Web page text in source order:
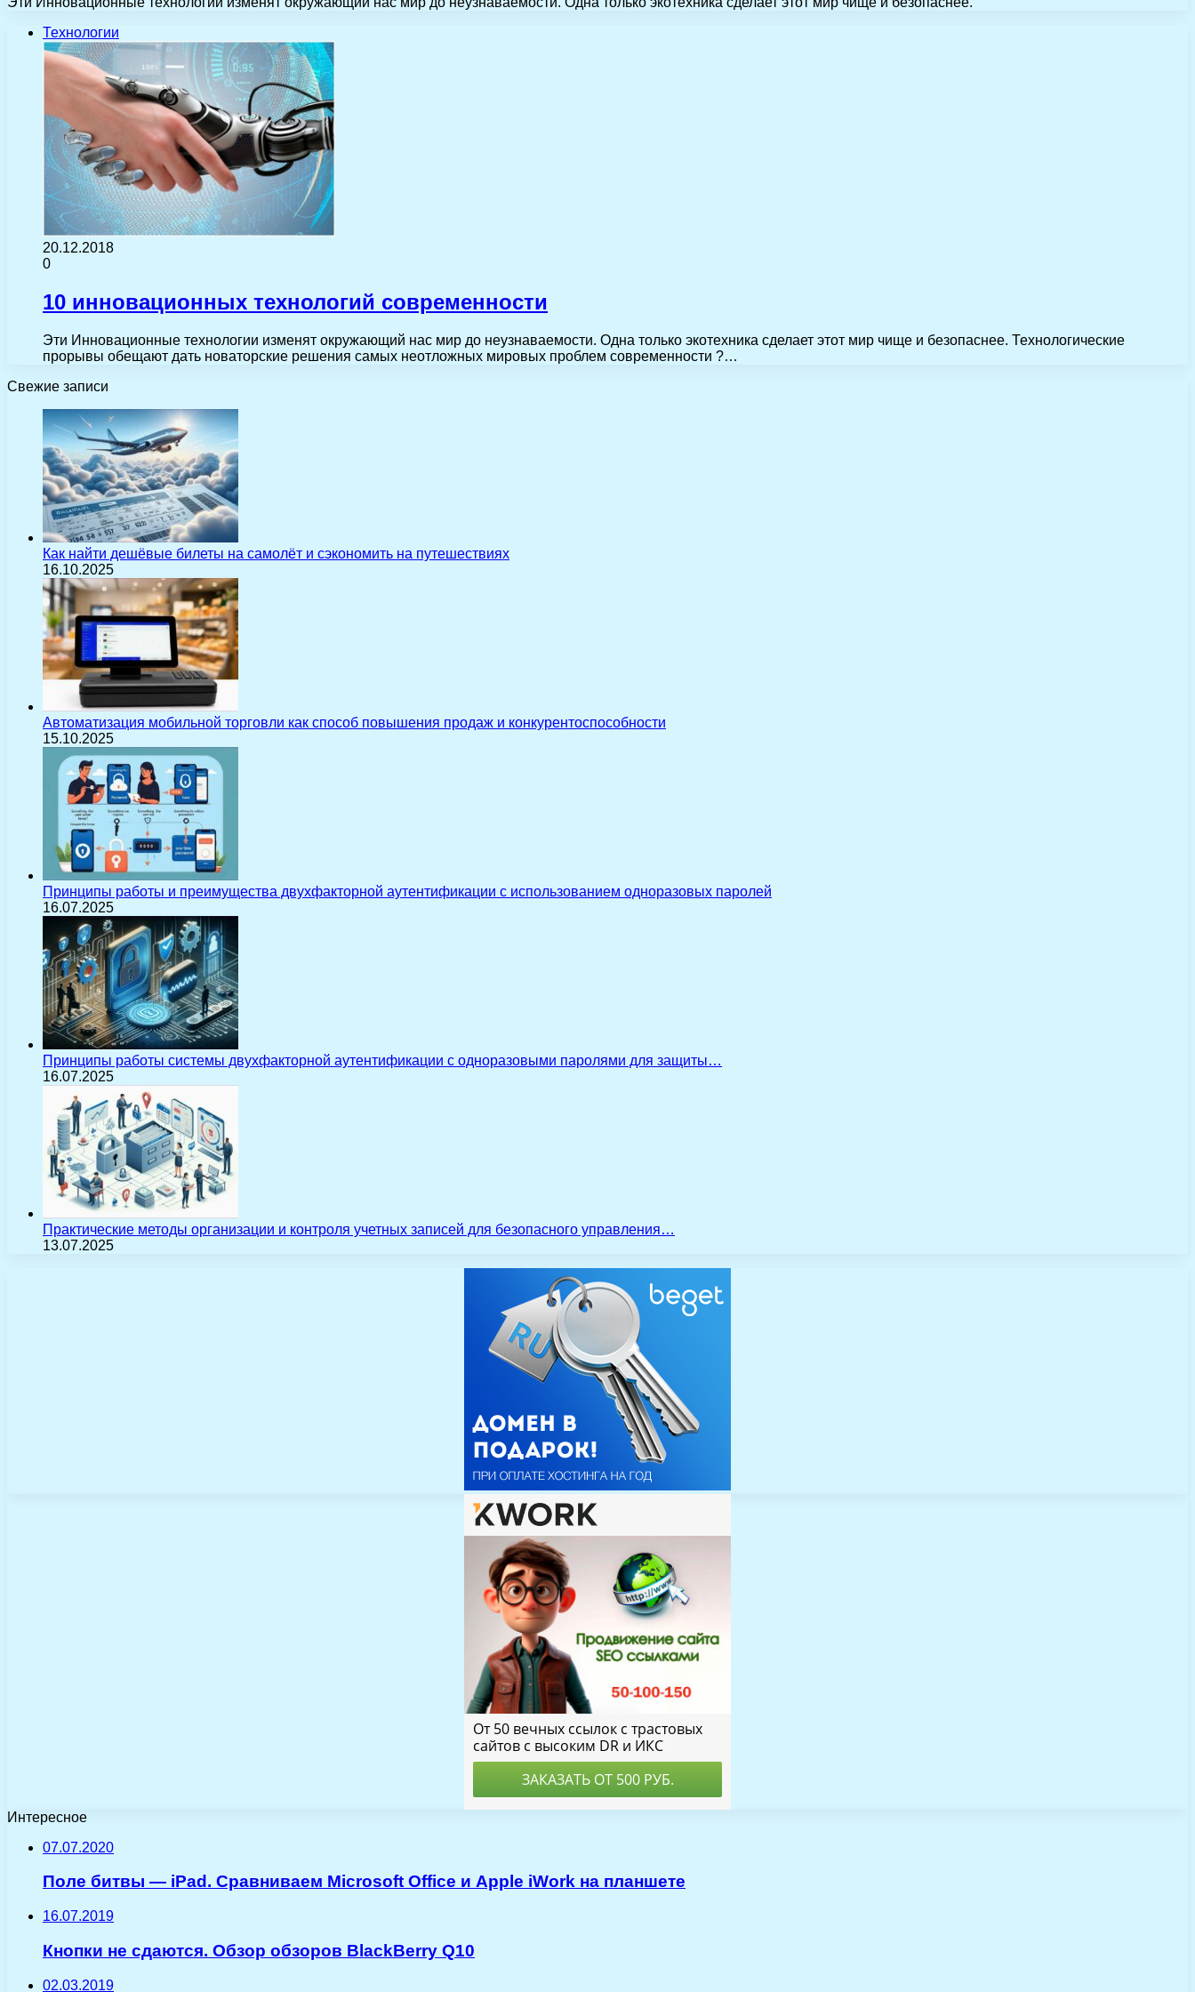
Технологии
20.12.2018
0
10 инновационных технологий современности
Эти Инновационные технологии изменят окружающий нас мир до неузнаваемости. Одна только экотехника сделает этот мир чище и безопаснее. Технологические
прорывы обещают дать новаторские решения самых неотложных мировых проблем современности ?…
Свежие записи
Как найти дешёвые билеты на самолёт и сэкономить на путешествиях
16.10.2025
Автоматизация мобильной торговли как способ повышения продаж и конкурентоспособности
15.10.2025
Принципы работы и преимущества двухфакторной аутентификации с использованием одноразовых паролей
16.07.2025
Принципы работы системы двухфакторной аутентификации с одноразовыми паролями для защиты…
16.07.2025
Практические методы организации и контроля учетных записей для безопасного управления…
13.07.2025
Интересное
07.07.2020
Поле битвы — iPad. Сравниваем Microsoft Office и Apple iWork на планшете
16.07.2019
Кнопки не сдаются. Обзор обзоров BlackBerry Q10
02.03.2019